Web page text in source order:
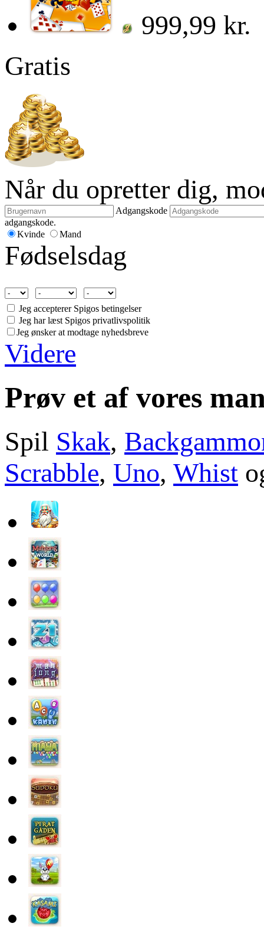
999,99 kr.
Gratis
Når du opretter dig,
Adgangskode
adgangskode.
Kvinde
Mand
Fødselsdag
Jeg accepterer Spigos betingelser
Jeg har læst Spigos privatlivspolitik
Jeg ønsker at modtage nyhedsbreve
Videre
Prøv et af vores
Spil Skak,
Scrabble, Uno, Whist